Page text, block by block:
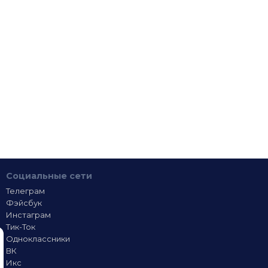
Социальные сети
Телеграм
Фэйсбук
Инстаграм
Тик-Ток
Одноклассники
ВК
Икс